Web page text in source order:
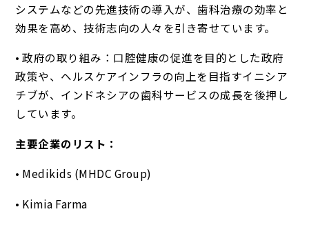
システムなどの先進技術の導入が、歯科治療の効率と
効果を高め、技術志向の人々を引き寄せています。
• 政府の取り組み：口腔健康の促進を目的とした政府
政策や、ヘルスケアインフラの向上を目指すイニシア
チブが、インドネシアの歯科サービスの成長を後押し
しています。
主要企業のリスト：
• Medikids (MHDC Group)
• Kimia Farma